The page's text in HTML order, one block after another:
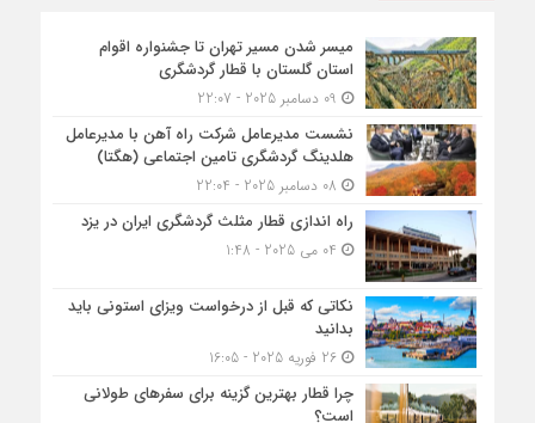
میسر شدن مسیر تهران تا جشنواره اقوام
استان گلستان با قطار گردشگری
نشست مدیرعامل شرکت راه آهن با مدیرعامل
هلدینگ گردشگری تامین اجتماعی (هگتا)
راه اندازی قطار مثلث گردشگری ایران در یزد
نکاتی که قبل از درخواست ویزای استونی باید
بدانید
26 فوریه 2025 - 16:05
چرا قطار بهترین گزینه برای سفرهای طولانی
است؟